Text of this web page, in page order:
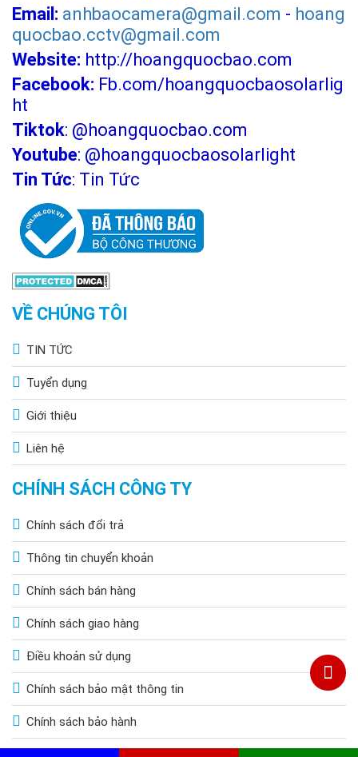
Email: anhbaocamera@gmail.com - hoang
quocbao.cctv@gmail.com
Website: http://hoangquocbao.com
Facebook: Fb.com/hoangquocbaosolarlig
ht
Tiktok: @hoangquocbao.com
Youtube: @hoangquocbaosolarlight
Tin Tức: Tin Tức
VỀ CHÚNG TÔI
TIN TỨC
Tuyển dụng
Giới thiệu
Liên hệ
CHÍNH SÁCH CÔNG TY
Chính sách đổi trả
Thông tin chuyển khoản
Chính sách bán hàng
Chính sách giao hàng
Điều khoản sử dụng
Chính sách bảo mật thông tin
Chính sách bảo hành